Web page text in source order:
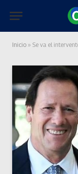
Inicio » Se va el interventor en